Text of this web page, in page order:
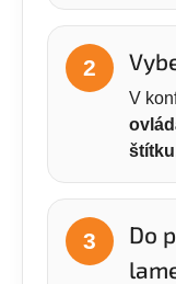
2
V
3
Do